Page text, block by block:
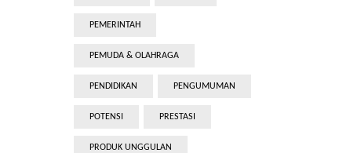
PEMERINTAH
PEMUDA & OLAHRAGA
PENDIDIKAN PENGUMUMAN
POTENSI PRESTASI
PRODUK UNGGULAN